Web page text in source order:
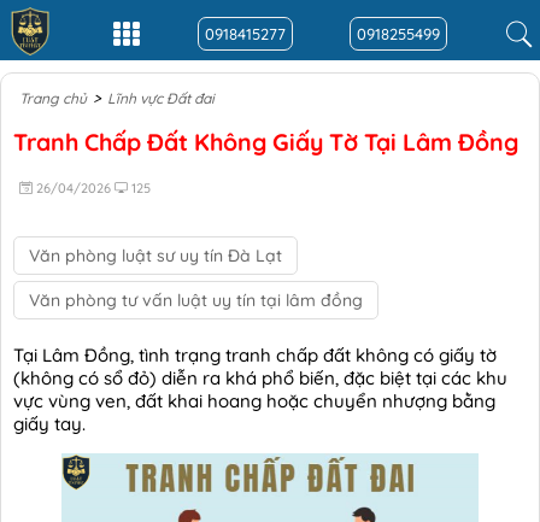
0918415277 0918255499
Trang chủ > Lĩnh vực Đất đai
Tranh Chấp Đất Không Giấy Tờ Tại Lâm Đồng
26/04/2026 125
Văn phòng luật sư uy tín Đà Lạt
Văn phòng tư vấn luật uy tín tại lâm đồng
Tại Lâm Đồng, tình trạng tranh chấp đất không có giấy tờ
(không có sổ đỏ) diễn ra khá phổ biến, đặc biệt tại các khu
vực vùng ven, đất khai hoang hoặc chuyển nhượng bằng
giấy tay.